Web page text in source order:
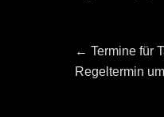
←Previous
post:
Termine für
Regeltermin